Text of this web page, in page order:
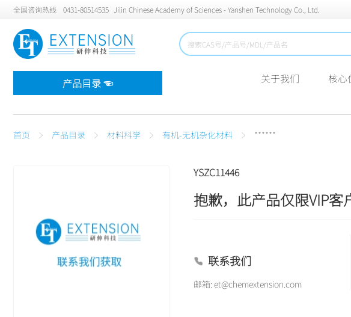
全国咨询热线 0431-80514535 Jilin Chinese Academy of Sciences - Yanshen Technology Co., Ltd.
产品目录 ☜ 关于我们 核心
首页 产品目录 材料科学 有机-无机杂化材料 ******
YSZC11446
抱歉，此产品仅限VIP客
联系我们
邮箱: et@chemextension.com